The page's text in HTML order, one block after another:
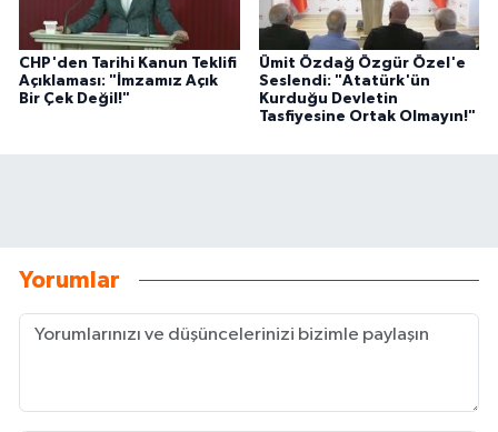
CHP'den Tarihi Kanun Teklifi
Açıklaması: "İmzamız Açık
Bir Çek Değil!"
Ümit Özdağ Özgür Özel'e
Seslendi: "Atatürk'ün
Kurduğu Devletin
Tasfiyesine Ortak Olmayın!"
Yorumlar